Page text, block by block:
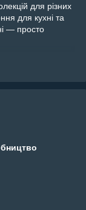
для різних
для кухні та
— просто